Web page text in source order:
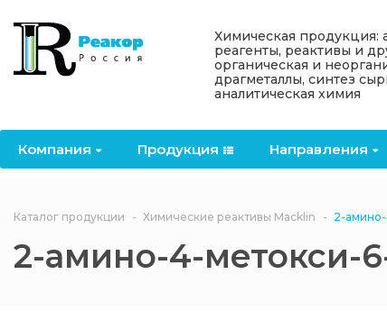
Компания Продукция Направления
Назад
Компания
Лицензии
Документы
Назад
Продукция
OceanСhem
3ASenrise
Назад
Направления
Отвердители
Назад
Информация
Акции
Политика
конфиденциальности
Химическая продукция:
реагенты, реактивы и
органическая и
драгметаллы, синтез
аналитическая химия
Каталог продукции Химические реактивы Macklin 2-амино-
2-амино-4-метокси-